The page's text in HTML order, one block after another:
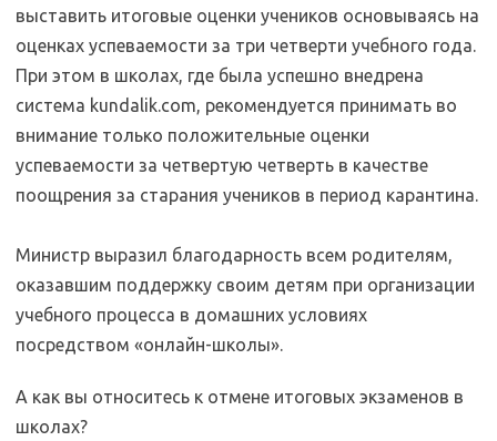
выставить итоговые оценки учеников основываясь на
оценках успеваемости за три четверти учебного года.
При этом в школах, где была успешно внедрена
система kundalik.com, рекомендуется принимать во
внимание только положительные оценки
успеваемости за четвертую четверть в качестве
поощрения за старания учеников в период карантина.
Министр выразил благодарность всем родителям,
оказавшим поддержку своим детям при организации
учебного процесса в домашних условиях
посредством «онлайн-школы».
А как вы относитесь к отмене итоговых экзаменов в
школах?